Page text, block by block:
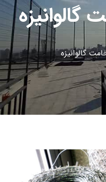
گالوانیزه